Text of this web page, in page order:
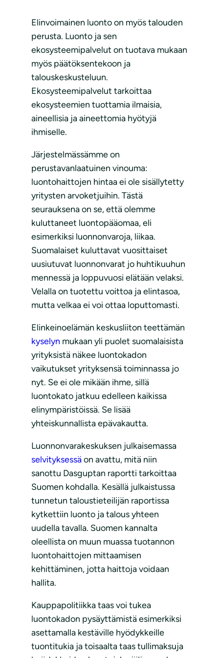
Elinvoimainen luonto on myös talouden
perusta. Luonto ja sen
ekosysteemipalvelut on tuotava mukaan
myös päätöksentekoon ja
talouskeskusteluun.
Ekosysteemipalvelut tarkoittaa
ekosysteemien tuottamia ilmaisia,
aineellisia ja aineettomia hyötyjä
ihmiselle.
Järjestelmässämme on
perustavanlaatuinen vinouma:
luontohaittojen hintaa ei ole sisällytetty
yritysten arvoketjuihin. Tästä
seurauksena on se, että olemme
kuluttaneet luontopääomaa, eli
esimerkiksi luonnonvaroja, liikaa.
Suomalaiset kuluttavat vuosittaiset
uusiutuvat luonnonvarat jo huhtikuuhun
mennessä ja loppuvuosi elätään velaksi.
Velalla on tuotettu voittoa ja elintasoa,
mutta velkaa ei voi ottaa loputtomasti.
Elinkeinoelämän keskusliiton teettämän
kyselyn mukaan yli puolet suomalaisista
yrityksistä näkee luontokadon
vaikutukset yrityksensä toiminnassa jo
nyt. Se ei ole mikään ihme, sillä
luontokato jatkuu edelleen kaikissa
elinympäristöissä. Se lisää
yhteiskunnallista epävakautta.
Luonnonvarakeskuksen julkaisemassa
selvityksessäon avattu, mitä niin
sanottu Dasguptan raportti tarkoittaa
Suomen kohdalla. Kesällä julkaistussa
tunnetun taloustieteilijän raportissa
kytkettiin luonto ja talous yhteen
uudella tavalla. Suomen kannalta
oleellista on muun muassa tuotannon
luontohaittojen mittaamisen
kehittäminen, jotta haittoja voidaan
hallita.
Kauppapolitiikka taas voi tukea
luontokadon pysäyttämistä esimerkiksi
asettamalla kestäville hyödykkeille
tuontitukia ja toisaalta taas tullimaksuja